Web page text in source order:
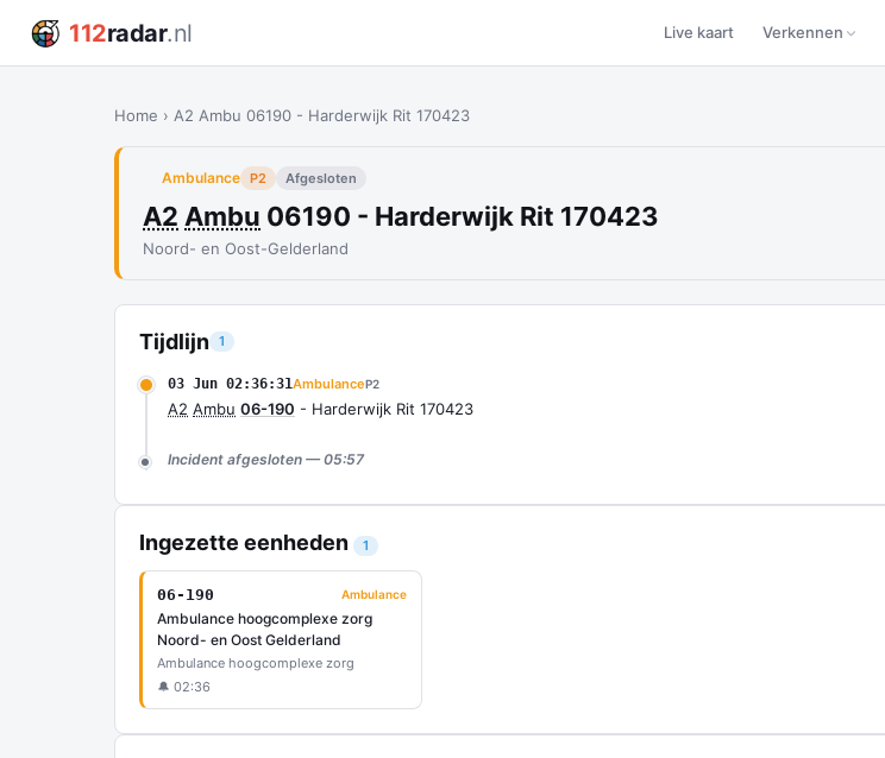
112radar.nl Live kaart Verkennen
Home › A2 Ambu 06190 - Harderwijk Rit 170423
Ambulance P2 Afgesloten
A2 Ambu 06190 - Harderwijk Rit 170423
Noord- en Oost-Gelderland
Tijdlijn 1
03 Jun 02:36:31AmbulanceP2
A2 Ambu 06-190 - Harderwijk Rit 170423
Incident afgesloten — 05:57
Ingezette eenheden 1
06-190 Ambulance
Ambulance hoogcomplexe zorg
Noord- en Oost Gelderland
Ambulance hoogcomplexe zorg
🔔 02:36